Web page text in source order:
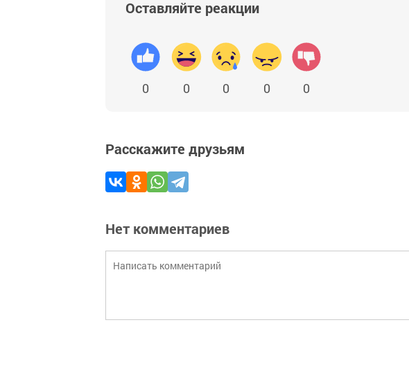
Оставляйте реакции
0 0 0 0 0
Расскажите друзьям
Нет комментариев